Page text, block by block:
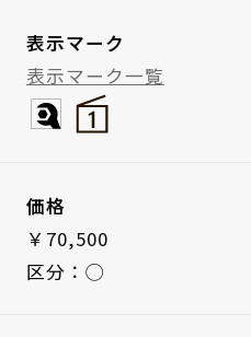
表示マーク
表示マーク一覧
価格
￥70,500
区分：◯